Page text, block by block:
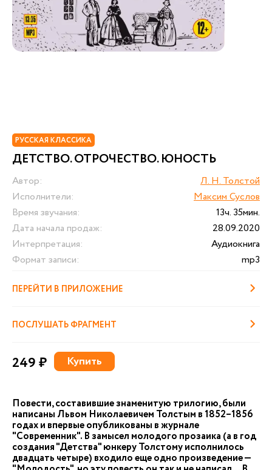
РУССКАЯ КЛАССИКА
ДЕТСТВО. ОТРОЧЕСТВО. ЮНОСТЬ
Автор:
Л. Н. Толстой
Исполнители:
Максим Суслов
Время звучания:
13ч. 35мин.
Дата начала продаж:
28.09.2020
Интерпретация:
Аудиокнига
Формат записи:
mp3
ПЕРЕЙТИ В ПРИЛОЖЕНИЕ
ПОСЛУШАТЬ ФРАГМЕНТ
249 ₽ Купить
Повести, составившие знаменитую трилогию, были
написаны Львом Николаевичем Толстым в 1852–1856
годах и впервые опубликованы в журнале
"Современник". В замысел молодого прозаика (а в год
создания "Детства" юнкеру Толстому исполнилось
двадцать четыре) входило еще одно произведение —